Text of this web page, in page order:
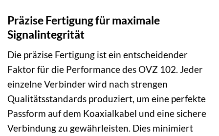
Präzise Fertigung für maximale
Signalintegrität
Die präzise Fertigung ist ein entscheidender
Faktor für die Performance des OVZ 102. Jeder
einzelne Verbinder wird nach strengen
Qualitätsstandards produziert, um eine perfekte
Passform auf dem Koaxialkabel und eine sichere
Verbindung zu gewährleisten. Dies minimiert